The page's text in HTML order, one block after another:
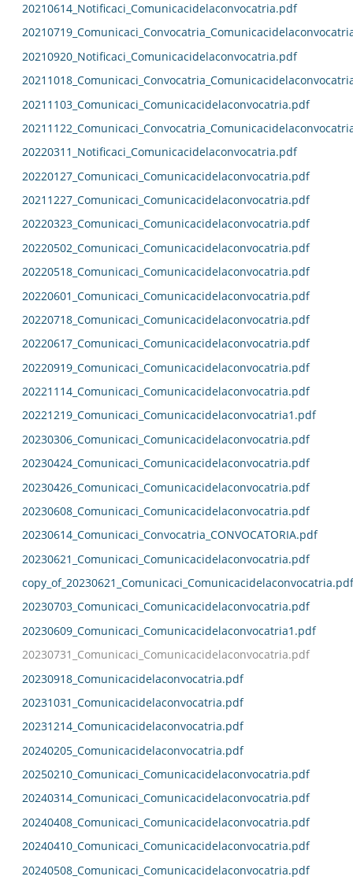
20210614_Notificaci_Comunicacidelaconvocatria.pdf
20210920_Notificaci_Comunicacidelaconvocatria.pdf
20211103_Comunicaci_Comunicacidelaconvocatria.pdf
20220311_Notificaci_Comunicacidelaconvocatria.pdf
20220127_Comunicaci_Comunicacidelaconvocatria.pdf
20211227_Comunicaci_Comunicacidelaconvocatria.pdf
20220323_Comunicaci_Comunicacidelaconvocatria.pdf
20220502_Comunicaci_Comunicacidelaconvocatria.pdf
20220518_Comunicaci_Comunicacidelaconvocatria.pdf
20220601_Comunicaci_Comunicacidelaconvocatria.pdf
20220718_Comunicaci_Comunicacidelaconvocatria.pdf
20220617_Comunicaci_Comunicacidelaconvocatria.pdf
20220919_Comunicaci_Comunicacidelaconvocatria.pdf
20221114_Comunicaci_Comunicacidelaconvocatria.pdf
20221219_Comunicaci_Comunicacidelaconvocatria1.pdf
20230306_Comunicaci_Comunicacidelaconvocatria.pdf
20230424_Comunicaci_Comunicacidelaconvocatria.pdf
20230426_Comunicaci_Comunicacidelaconvocatria.pdf
20230608_Comunicaci_Comunicacidelaconvocatria.pdf
20230614_Comunicaci_Convocatria_CONVOCATORIA.pdf
20230621_Comunicaci_Comunicacidelaconvocatria.pdf
copy_of_20230621_Comunicaci_Comunicacidelaconvocatria.pdf
20230703_Comunicaci_Comunicacidelaconvocatria.pdf
20230609_Comunicaci_Comunicacidelaconvocatria1.pdf
20230731_Comunicaci_Comunicacidelaconvocatria.pdf
20230918_Comunicacidelaconvocatria.pdf
20231031_Comunicacidelaconvocatria.pdf
20231214_Comunicacidelaconvocatria.pdf
20240205_Comunicacidelaconvocatria.pdf
20250210_Comunicaci_Comunicacidelaconvocatria.pdf
20240314_Comunicaci_Comunicacidelaconvocatria.pdf
20240408_Comunicaci_Comunicacidelaconvocatria.pdf
20240410_Comunicaci_Comunicacidelaconvocatria.pdf
20240508_Comunicaci_Comunicacidelaconvocatria.pdf